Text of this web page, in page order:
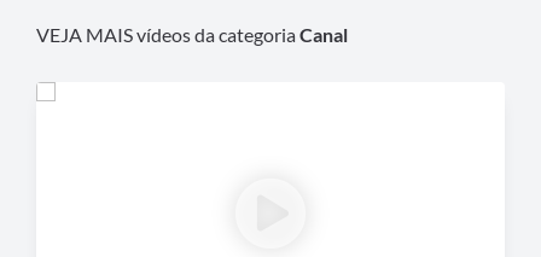
VEJA MAIS vídeos da categoriaCanal